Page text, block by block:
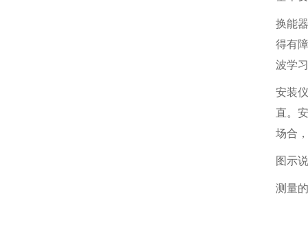
换能
得有
波学
安装
直。
场合
图示
测量